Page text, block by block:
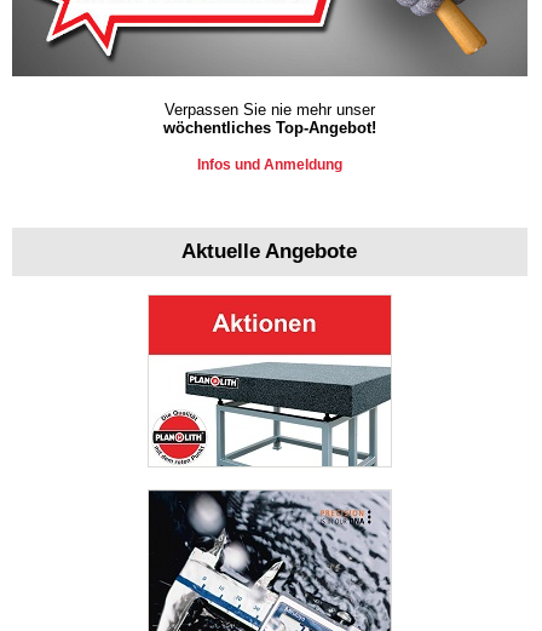
Verpassen Sie nie mehr unser
wöchentliches Top-Angebot!
Infos und Anmeldung
Aktuelle Angebote